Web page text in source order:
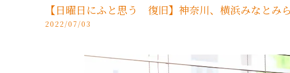
【日曜日にふと思う 復旧】神奈川、横浜みなと
2022/07/03